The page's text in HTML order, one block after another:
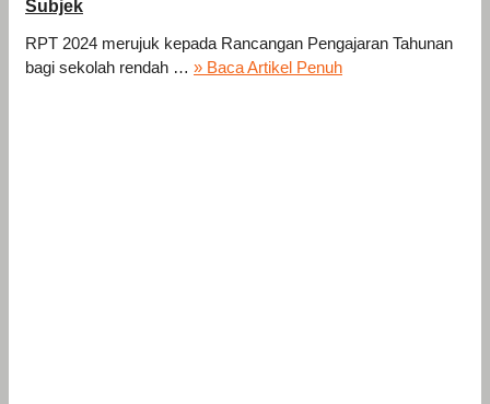
Subjek
RPT 2024 merujuk kepada Rancangan Pengajaran Tahunan
bagi sekolah rendah … » Baca Artikel Penuh